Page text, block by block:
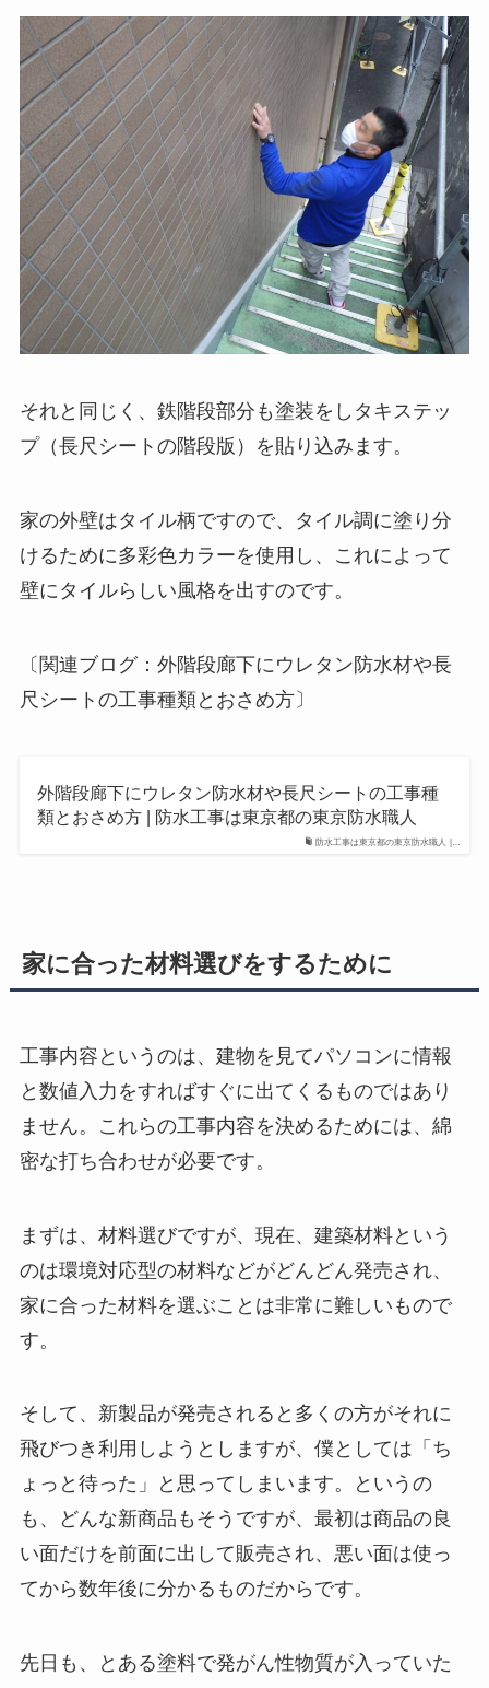
それと同じく、鉄階段部分も塗装をしタキステッ
プ（長尺シートの階段版）を貼り込みます。
家の外壁はタイル柄ですので、タイル調に塗り分
けるために多彩色カラーを使用し、これによって
壁にタイルらしい風格を出すのです。
〔関連ブログ：外階段廊下にウレタン防水材や長
尺シートの工事種類とおさめ方〕
防水工事は東京都の東京防水職人 |…
外階段廊下にウレタン防水材や長尺シートの工事種
類とおさめ方 | 防水工事は東京都の東京防水職人
家に合った材料選びをするために
工事内容というのは、建物を見てパソコンに情報
と数値入力をすればすぐに出てくるものではあり
ません。これらの工事内容を決めるためには、綿
密な打ち合わせが必要です。
まずは、材料選びですが、現在、建築材料という
のは環境対応型の材料などがどんどん発売され、
家に合った材料を選ぶことは非常に難しいもので
す。
そして、新製品が発売されると多くの方がそれに
飛びつき利用しようとしますが、僕としては「ち
ょっと待った」と思ってしまいます。というの
も、どんな新商品もそうですが、最初は商品の良
い面だけを前面に出して販売され、悪い面は使っ
てから数年後に分かるものだからです。
先日も、とある塗料で発がん性物質が入っていた